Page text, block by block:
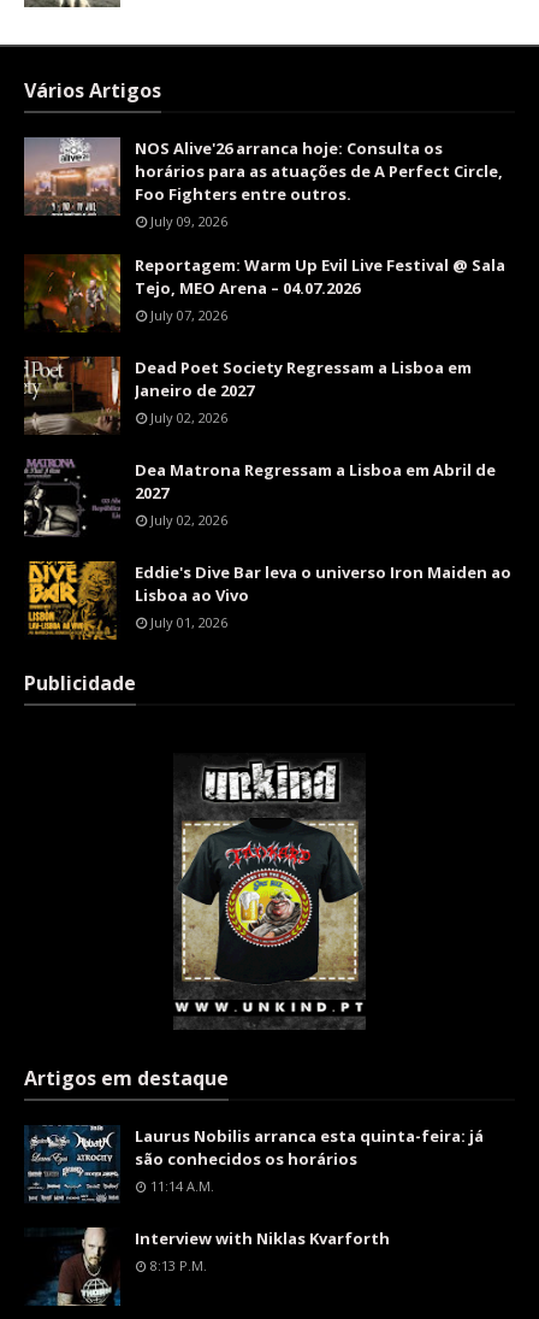
Vários Artigos
NOS Alive'26 arranca hoje: Consulta os
horários para as atuações de A Perfect Circle,
Foo Fighters entre outros.
July 09, 2026
Reportagem: Warm Up Evil Live Festival @ Sala
Tejo, MEO Arena – 04.07.2026
July 07, 2026
Dead Poet Society Regressam a Lisboa em
Janeiro de 2027
July 02, 2026
Dea Matrona Regressam a Lisboa em Abril de
2027
July 02, 2026
Eddie's Dive Bar leva o universo Iron Maiden ao
Lisboa ao Vivo
July 01, 2026
Publicidade
Artigos em destaque
Laurus Nobilis arranca esta quinta-feira: já
são conhecidos os horários
11:14 A.m.
Interview with Niklas Kvarforth
8:13 P.m.